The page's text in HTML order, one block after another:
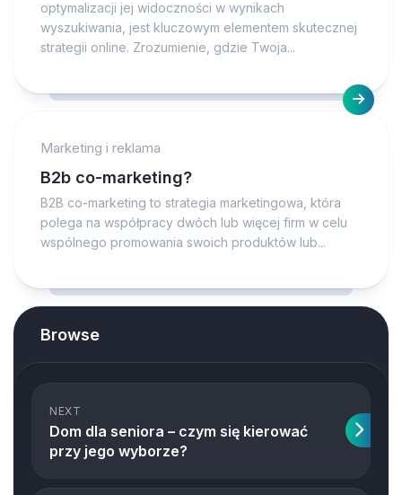
optymalizacji jej widoczności w wynikach
wyszukiwania, jest kluczowym elementem skutecznej
strategii online. Zrozumienie, gdzie Twoja...
Marketing i reklama
B2b co-marketing?
B2B co-marketing to strategia marketingowa, która
polega na współpracy dwóch lub więcej firm w celu
wspólnego promowania swoich produktów lub...
Browse
NEXT
Dom dla seniora – czym się kierować
przy jego wyborze?